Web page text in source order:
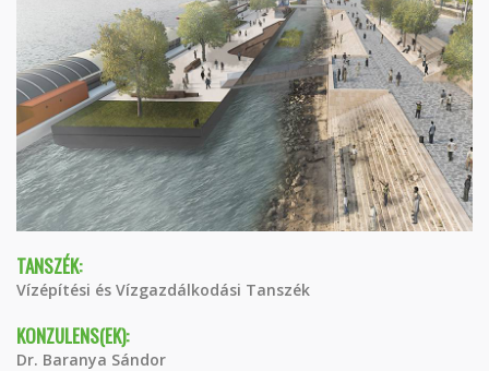
TANSZÉK:
Vízépítési és Vízgazdálkodási Tanszék
KONZULENS(EK):
Dr. Baranya Sándor